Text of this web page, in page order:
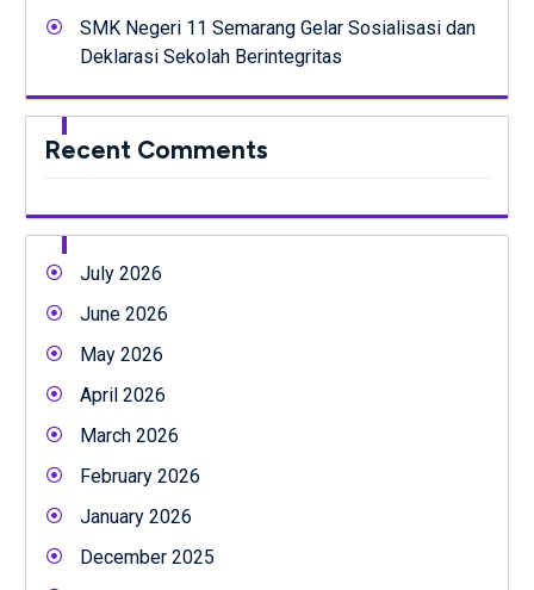
SMK Negeri 11 Semarang Gelar Sosialisasi dan
Deklarasi Sekolah Berintegritas
Recent Comments
July 2026
June 2026
May 2026
April 2026
March 2026
February 2026
January 2026
December 2025